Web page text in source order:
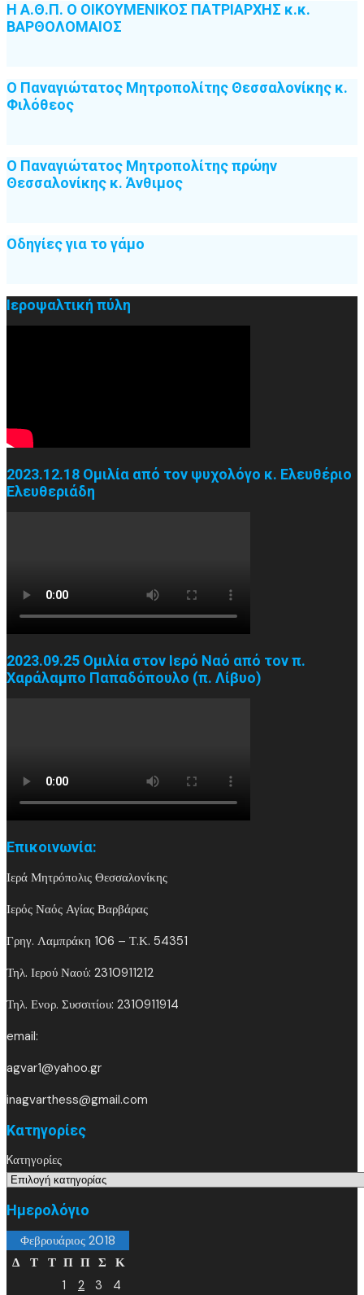
Η Α.Θ.Π. Ο ΟΙΚΟΥΜΕΝΙΚΟΣ ΠΑΤΡΙΑΡΧΗΣ κ.κ.
ΒΑΡΘΟΛΟΜΑΙΟΣ
Ο Παναγιώτατος Μητροπολίτης Θεσσαλονίκης κ.
Φιλόθεος
Ο Παναγιώτατος Μητροπολίτης πρώην
Θεσσαλονίκης κ. Άνθιμος
Οδηγίες για το γάμο
Ιεροψαλτική πύλη
2023.12.18 Ομιλία από τον ψυχολόγο κ. Ελευθέριο
Ελευθεριάδη
2023.09.25 Ομιλία στον Ιερό Ναό από τον π.
Χαράλαμπο Παπαδόπουλο (π. Λίβυο)
Επικοινωνία:
Ιερά Μητρόπολις Θεσσαλονίκης
Ιερός Ναός Αγίας Βαρβάρας
Γρηγ. Λαμπράκη 106 – Τ.Κ. 54351
Τηλ. Ιερού Ναού: 2310911212
Τηλ. Ενορ. Συσσιτίου: 2310911914
email:
agvar1@yahoo.gr
inagvarthess@gmail.com
Kατηγορίες
Kατηγορίες
Ημερολόγιο
Φεβρουάριος 2018
Δ
Τ Τ Π Π Σ Κ
1
2 3
4